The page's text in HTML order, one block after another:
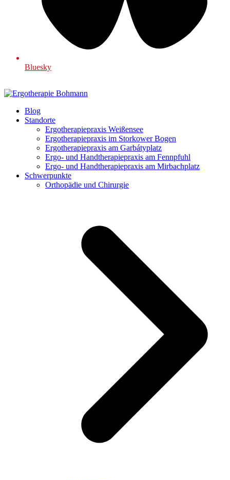
Bluesky
Blog
Standorte
Ergotherapiepraxis Weißensee
Ergotherapiepraxis im Storkower Bogen
Ergotherapiepraxis am Garbátyplatz
Ergo- und Handtherapiepraxis am Fennpfuhl
Ergo- und Handtherapiepraxis am Mirbachplatz
Schwerpunkte
Orthopädie und Chirurgie